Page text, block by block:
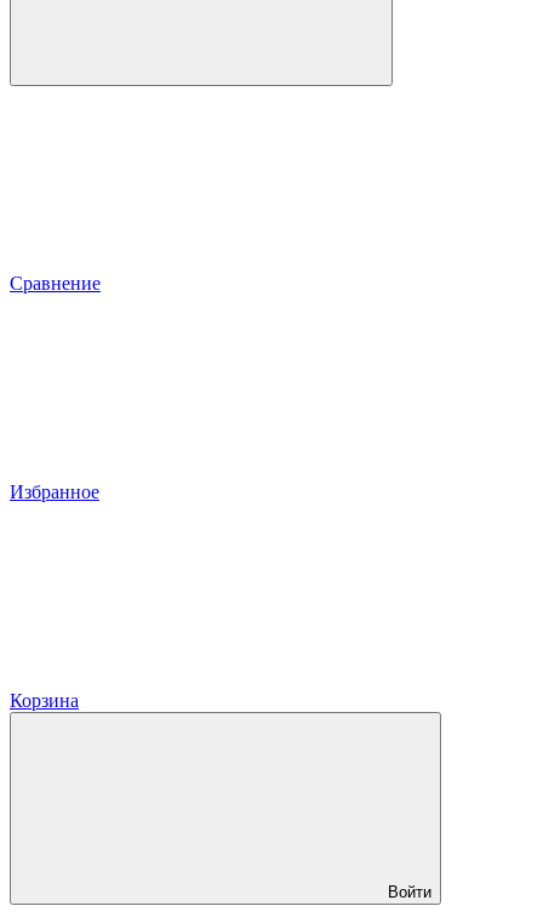
Сравнение
Избранное
Корзина
Войти